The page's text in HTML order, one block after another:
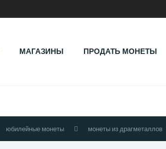
МАГАЗИНЫ ПРОДАТЬ МОНЕТЫ
юбилейные монеты монеты из драгметаллов